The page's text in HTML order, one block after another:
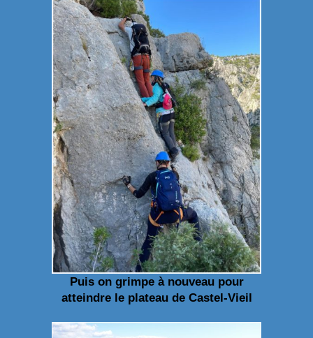
Puis on grimpe à nouveau pour
atteindre le plateau de Castel-Vieil